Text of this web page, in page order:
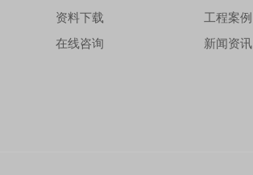
资料下载
在线咨询
工程案例
新闻资讯